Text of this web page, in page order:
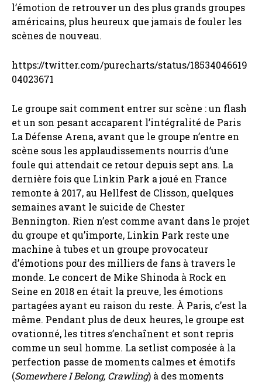
l’émotion de retrouver un des plus grands groupes
américains, plus heureux que jamais de fouler les
scènes de nouveau.
https://twitter.com/purecharts/status/18534046619
04023671
Le groupe sait comment entrer sur scène : un flash
et un son pesant accaparent l’intégralité de Paris
La Défense Arena, avant que le groupe n’entre en
scène sous les applaudissements nourris d’une
foule qui attendait ce retour depuis sept ans. La
dernière fois que Linkin Park a joué en France
remonte à 2017, au Hellfest de Clisson, quelques
semaines avant le suicide de Chester
Bennington. Rien n’est comme avant dans le projet
du groupe et qu’importe, Linkin Park reste une
machine à tubes et un groupe provocateur
d’émotions pour des milliers de fans à travers le
monde. Le concert de Mike Shinoda à Rock en
Seine en 2018 en était la preuve, les émotions
partagées ayant eu raison du reste. À Paris, c’est la
même. Pendant plus de deux heures, le groupe est
ovationné, les titres s’enchaînent et sont repris
comme un seul homme. La setlist composée à la
perfection passe de moments calmes et émotifs
(Somewhere I Belong, Crawling) à des moments